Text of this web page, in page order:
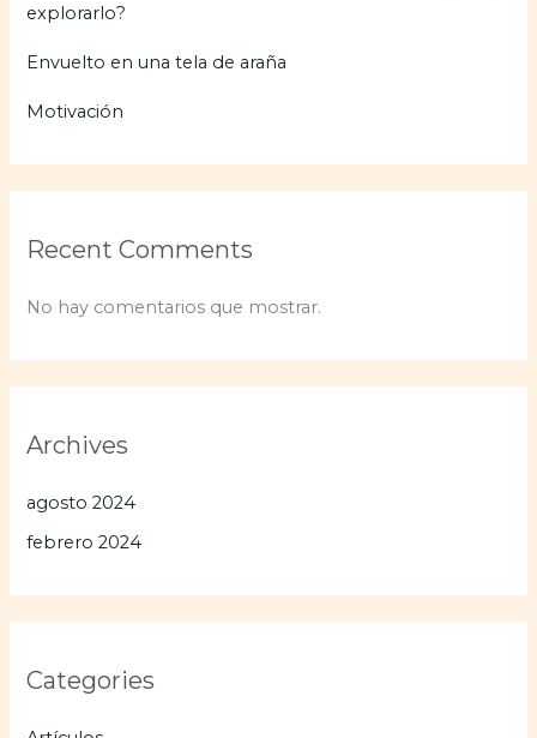
explorarlo?
Envuelto en una tela de araña
Motivación
Recent Comments
No hay comentarios que mostrar.
Archives
agosto 2024
febrero 2024
Categories